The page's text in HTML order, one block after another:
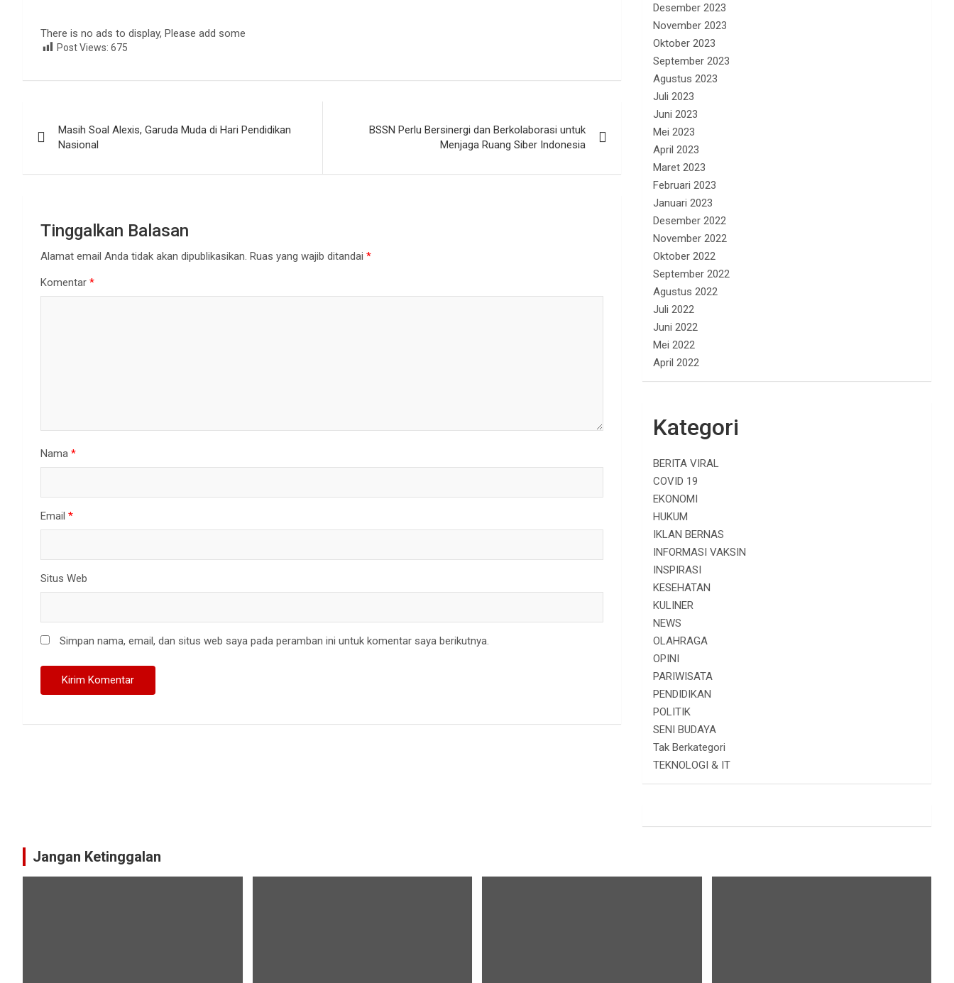
There is no ads to display, Please add some
Post Views: 675
pos
Masih Soal Alexis, Garuda Muda di Hari Pendidikan
Nasional
BSSN Perlu Bersinergi dan Berkolaborasi untuk
Menjaga Ruang Siber Indonesia
Tinggalkan Balasan
Alamat email Anda tidak akan dipublikasikan. Ruas yang wajib ditandai *
Komentar *
Nama *
Email *
Situs Web
Simpan nama, email, dan situs web saya pada peramban ini untuk komentar saya berikutnya.
Desember 2023
November 2023
Oktober 2023
September 2023
Agustus 2023
Juli 2023
Juni 2023
Mei 2023
April 2023
Maret 2023
Februari 2023
Januari 2023
Desember 2022
November 2022
Oktober 2022
September 2022
Agustus 2022
Juli 2022
Juni 2022
Mei 2022
April 2022
Kategori
BERITA VIRAL
COVID 19
EKONOMI
HUKUM
IKLAN BERNAS
INFORMASI VAKSIN
INSPIRASI
KESEHATAN
KULINER
NEWS
OLAHRAGA
OPINI
PARIWISATA
PENDIDIKAN
POLITIK
SENI BUDAYA
Tak Berkategori
TEKNOLOGI & IT
Jangan Ketinggalan